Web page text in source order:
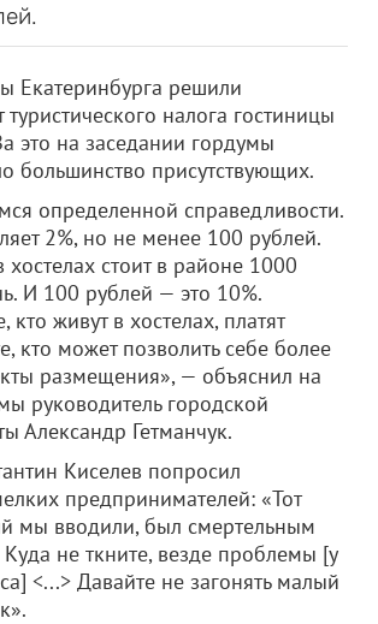
Екатеринбурга решили
туристического налога гостиницы
это на заседании гордумы
большинство присутствующих.
определенной справедливости.
2%, но не менее 100 рублей.
стоит в районе 1000
И 100 рублей — это 10%.
кто живут в хостелах, платят
кто может позволить себе более
размещения», — объяснил на
руководитель городской
Александр Гетманчук.
Киселев попросил
предпринимателей: «Тот
мы вводили, был смертельным
Куда не ткните, везде проблемы [у
<...> Давайте не загонять малый